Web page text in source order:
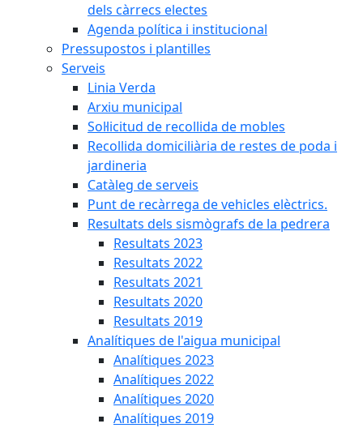
dels càrrecs electes
Agenda política i institucional
Pressupostos i plantilles
Serveis
Linia Verda
Arxiu municipal
Sol·licitud de recollida de mobles
Recollida domiciliària de restes de poda i
jardineria
Catàleg de serveis
Punt de recàrrega de vehicles elèctrics.
Resultats dels sismògrafs de la pedrera
Resultats 2023
Resultats 2022
Resultats 2021
Resultats 2020
Resultats 2019
Analítiques de l'aigua municipal
Analítiques 2023
Analítiques 2022
Analítiques 2020
Analítiques 2019